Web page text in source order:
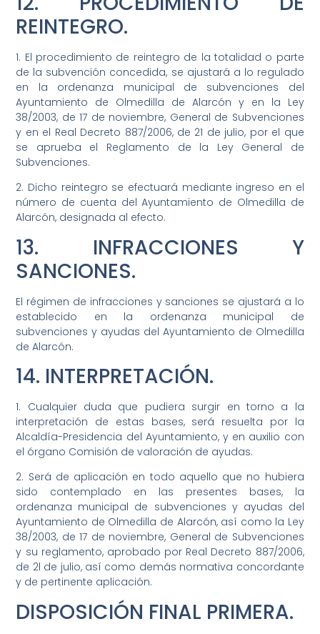
REINTEGRO.
1. El procedimiento de reintegro de la totalidad o parte
de la subvención concedida, se ajustará a lo regulado
en la ordenanza municipal de subvenciones del
Ayuntamiento de Olmedilla de Alarcón y en la Ley
38/2003, de 17 de noviembre, General de Subvenciones
y en el Real Decreto 887/2006, de 21 de julio, por el que
se aprueba el Reglamento de la Ley General de
Subvenciones.
2. Dicho reintegro se efectuará mediante ingreso en el
número de cuenta del Ayuntamiento de Olmedilla de
Alarcón, designada al efecto.
13. INFRACCIONES Y
SANCIONES.
El régimen de infracciones y sanciones se ajustará a lo
establecido en la ordenanza municipal de
subvenciones y ayudas del Ayuntamiento de Olmedilla
de Alarcón.
14. INTERPRETACIÓN.
1. Cualquier duda que pudiera surgir en torno a la
interpretación de estas bases, será resuelta por la
Alcaldía-Presidencia del Ayuntamiento, y en auxilio con
el órgano Comisión de valoración de ayudas.
2. Será de aplicación en todo aquello que no hubiera
sido contemplado en las presentes bases, la
ordenanza municipal de subvenciones y ayudas del
Ayuntamiento de Olmedilla de Alarcón, así como la Ley
38/2003, de 17 de noviembre, General de Subvenciones
y su reglamento, aprobado por Real Decreto 887/2006,
de 2l de julio, así como demás normativa concordante
y de pertinente aplicación.
DISPOSICIÓN FINAL PRIMERA.